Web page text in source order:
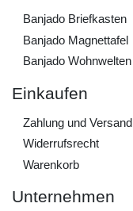
Banjado Briefkasten
Banjado Magnettafel
Banjado Wohnwelten
Einkaufen
Zahlung und Versand
Widerrufs­recht
Warenkorb
Unternehmen